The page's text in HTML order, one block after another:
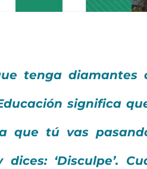
tenga diamantes
significa
que tú vas
‘Disculpe’.